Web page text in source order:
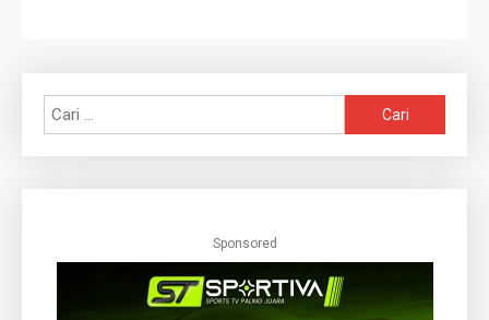
untuk:
Sponsored